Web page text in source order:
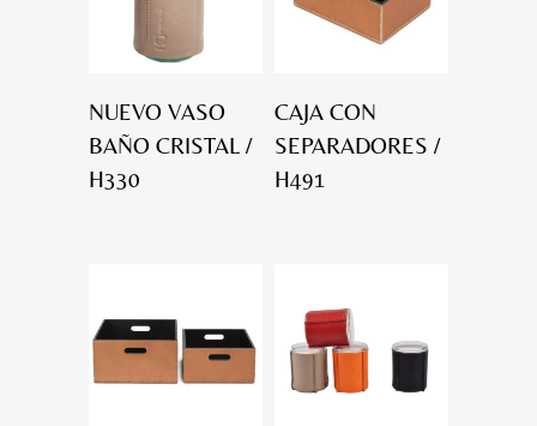
NUEVO VASO
BAÑO CRISTAL /
H330
CAJA CON
SEPARADORES /
H491